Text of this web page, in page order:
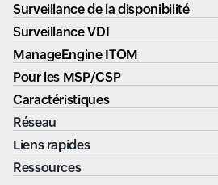
Surveillance de la disponibilité
Surveillance VDI
ManageEngine ITOM
Pour les MSP/CSP
Caractéristiques
Réseau
Liens rapides
Ressources